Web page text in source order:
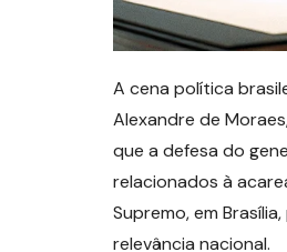
A cena política
Alexandre de
que a defesa do
relacionados à
Supremo, em
relevância nacional.